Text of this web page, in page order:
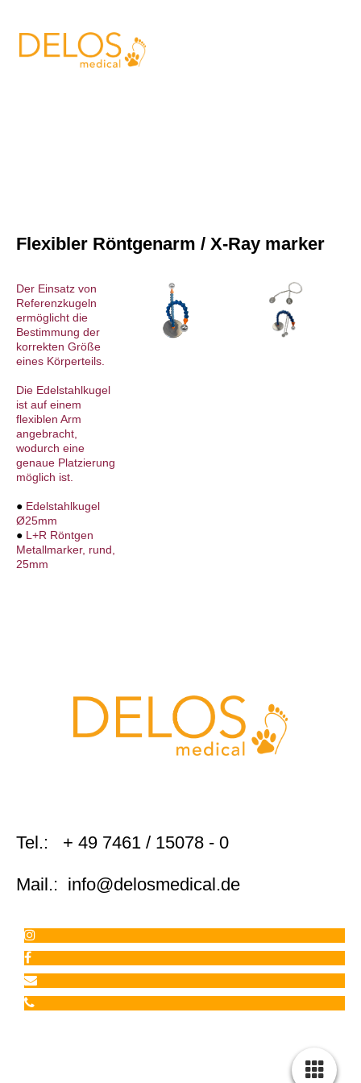
Flexibler Röntgenarm / X-Ray marker
Der Einsatz von
Referenzkugeln
ermöglicht die
Bestimmung der
korrekten Größe
eines Körperteils.
Die Edelstahlkugel
ist auf einem
flexiblen Arm
angebracht,
wodurch eine
genaue Platzierung
möglich ist.
● Edelstahlkugel
Ø25mm
● L+R Röntgen
Metallmarker, rund,
25mm
Tel.: + 49 7461 / 15078 - 0
Mail.: info@delosmedical.de